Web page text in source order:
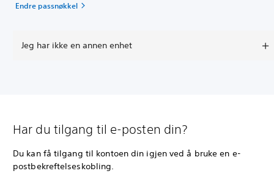
Endre passnøkkel
Jeg har ikke en annen enhet
Har du tilgang til e-posten din?
Du kan få tilgang til kontoen din igjen ved å bruke en e-
postbekreftelseskobling.